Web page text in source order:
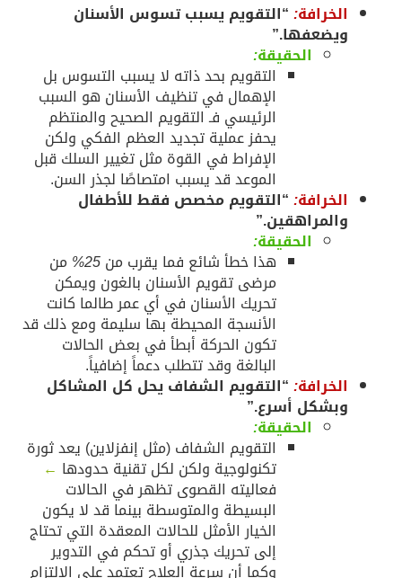
“التقويم يسبب تسوس الأسنان
الحقيقة :
التقويم بحد ذاته لا يسبب التسوس بل
الإهمال في تنظيف الأسنان هو السبب
الرئيسي فـ التقويم الصحيح والمنتظم
يحفز عملية تجديد العظم الفكي ولكن
الإفراط في القوة مثل تغيير السلك قبل
الموعد قد يسبب امتصاصًا لجذر السن.
“التقويم مخصص فقط للأطفال
الحقيقة :
هذا خطأ شائع فما يقرب من25% من
مرضى تقويم الأسنان بالغون ويمكن
تحريك الأسنان في أي عمر طالما كانت
الأنسجة المحيطة بها سليمة ومع ذلك قد
تكون الحركة أبطأ في بعض الحالات
البالغة وقد تتطلب دعماً إضافياً.
“التقويم الشفاف يحل كل المشاكل
أسرع.”
الحقيقة :
التقويم الشفاف (مثل إنفزلاين) يعد ثورة
تكنولوجية ولكن لكل تقنية حدودها ←
فعاليته القصوى تظهر في الحالات
البسيطة والمتوسطة بينما قد لا يكون
الخيار الأمثل للحالات المعقدة التي تحتاج
إلى تحريك جذري أو تحكم في التدوير